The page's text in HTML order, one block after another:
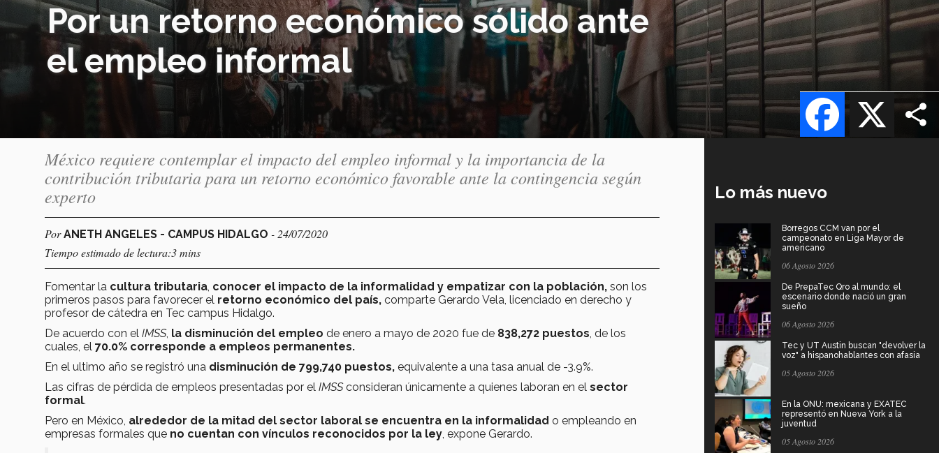
Por un retorno económico sólido ante
el empleo informal
X
Facebook
México requiere contemplar el impacto del empleo informal y la importancia de la
contribución tributaria para un retorno económico favorable ante la contingencia según
experto
PorANETH ANGELES - CAMPUS HIDALGO - 24/07/2020
Tiempo estimado de lectura:3 mins
Fomentar la cultura tributaria conocer el impacto de la informalidad y empatizar con la población, son los
primeros pasos para favorecer el retorno económico del país, comparte Gerardo Vela, licenciado en derecho y
profesor de cátedra en Tec campus Hidalgo.
De acuerdo con el IMSS, la disminución del empleo de enero a mayo de 2020 fue de 838,272 puestos , de los
cuales, el 70.0% corresponde a empleos permanentes.
En el ultimo año se registró una disminución de 799,740 puestos, equivalente a una tasa anual de -3.9%.
Las cifras de pérdida de empleos presentadas por el IMSSconsideran únicamente a quienes laboran en el sector
formal.
Pero en México, alrededor de la mitad del sector laboral se encuentra en la informalidad o empleando en
empresas formales que no cuentan con vínculos reconocidos por la ley , expone Gerardo.
Lo más nuevo
Borregos CCM van por el
campeonato en Liga Mayor de
americano
06 Agosto 2026
De PrepaTec Qro al mundo: el
escenario donde nació un gran
sueño
06 Agosto 2026
Tec y UT Austin buscan "devolver la
voz" a hispanohablantes con afasia
05 Agosto 2026
En la ONU: mexicana y EXATEC
representó en Nueva York a la
juventud
05 Agosto 2026